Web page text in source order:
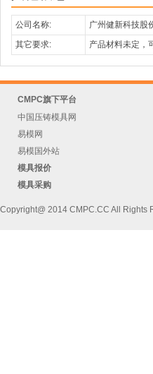
公司名称: 广州健新科技股
其它要求:
产品材料未定，
CMPC旗下平台
中国压铸模具网
易模网
易模国外站
模具报价
模具采购
Copyright@ 2014 CMPC.CC All Rights